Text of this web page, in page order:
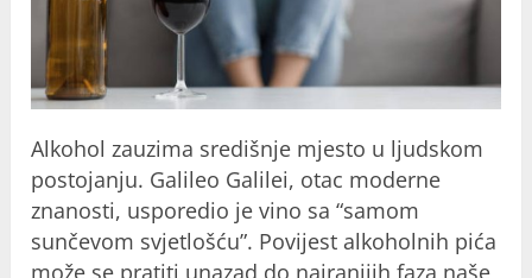
Alkohol zauzima središnje mjesto u ljudskom
postojanju. Galileo Galilei, otac moderne
znanosti, usporedio je vino sa “samom
sunčevom svjetlošću”. Povijest alkoholnih pića